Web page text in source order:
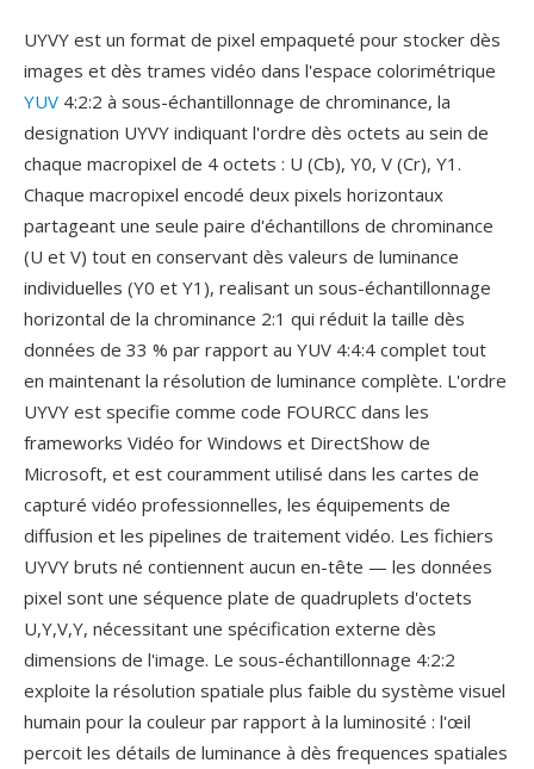
UYVY est un format de pixel empaqueté pour stocker dès
images et dès trames vidéo dans l'espace colorimétrique
YUV 4:2:2 à sous-échantillonnage de chrominance, la
designation UYVY indiquant l'ordre dès octets au sein de
chaque macropixel de 4 octets : U (Cb), Y0, V (Cr), Y1.
Chaque macropixel encodé deux pixels horizontaux
partageant une seule paire d'échantillons de chrominance
(U et V) tout en conservant dès valeurs de luminance
individuelles (Y0 et Y1), realisant un sous-échantillonnage
horizontal de la chrominance 2:1 qui réduit la taille dès
données de 33 % par rapport au YUV 4:4:4 complet tout
en maintenant la résolution de luminance complète. L'ordre
UYVY est specifie comme code FOURCC dans les
frameworks Vidéo for Windows et DirectShow de
Microsoft, et est couramment utilisé dans les cartes de
capturé vidéo professionnelles, les équipements de
diffusion et les pipelines de traitement vidéo. Les fichiers
UYVY bruts né contiennent aucun en-tête — les données
pixel sont une séquence plate de quadruplets d'octets
U,Y,V,Y, nécessitant une spécification externe dès
dimensions de l'image. Le sous-échantillonnage 4:2:2
exploite la résolution spatiale plus faible du système visuel
humain pour la couleur par rapport à la luminosité : l'œil
percoit les détails de luminance à dès frequences spatiales